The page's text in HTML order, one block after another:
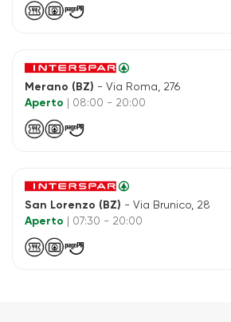
Merano (BZ) - Via Roma, 276
Aperto
| 08:00 - 20:00
San Lorenzo (BZ) - Via Brunico, 28
Aperto
| 07:30 - 20:00